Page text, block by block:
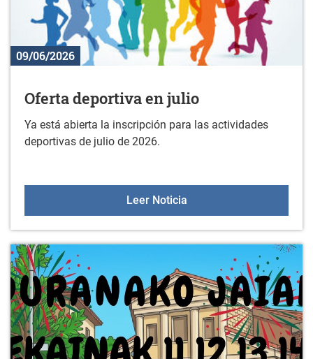
09/06/2026
Oferta deportiva en julio
Ya está abierta la inscripción para las actividades
deportivas de julio de 2026.
Leer NoticiaOferta deportiva en julio